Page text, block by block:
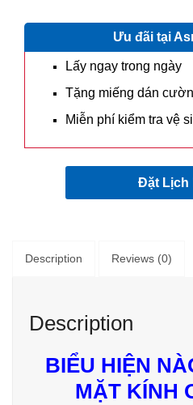
Ưu đãi tại
Lấy ngay trong ngày
Tặng miếng dán
Miễn phí kiểm tra vệ
Đặt Lịch
Description Reviews (0)
Description
BIỂU HIỆN
MẶT KÍNH